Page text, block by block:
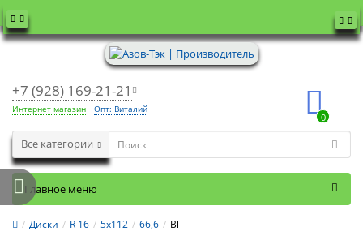
+7 (928) 169-21-21
Интернет магазин Опт: Виталий
0
Все категории
Главное меню
Диски R 16 5x112 66,6 Bl